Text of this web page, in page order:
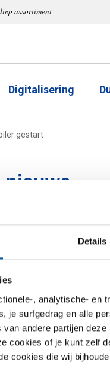
Details
, analytische- en
je surfgedrag en alle
andere partijen
cookies of je kunt zelf
cookies die wij
assortiment
Digitalisering
gestart
nieuwe
nieuwe lijn te testen.
goed leren kennen en
we de kwaliteit
bent van MCB.
kan plaatbreedtes
Als de output